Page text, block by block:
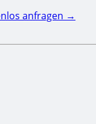
anfragen →